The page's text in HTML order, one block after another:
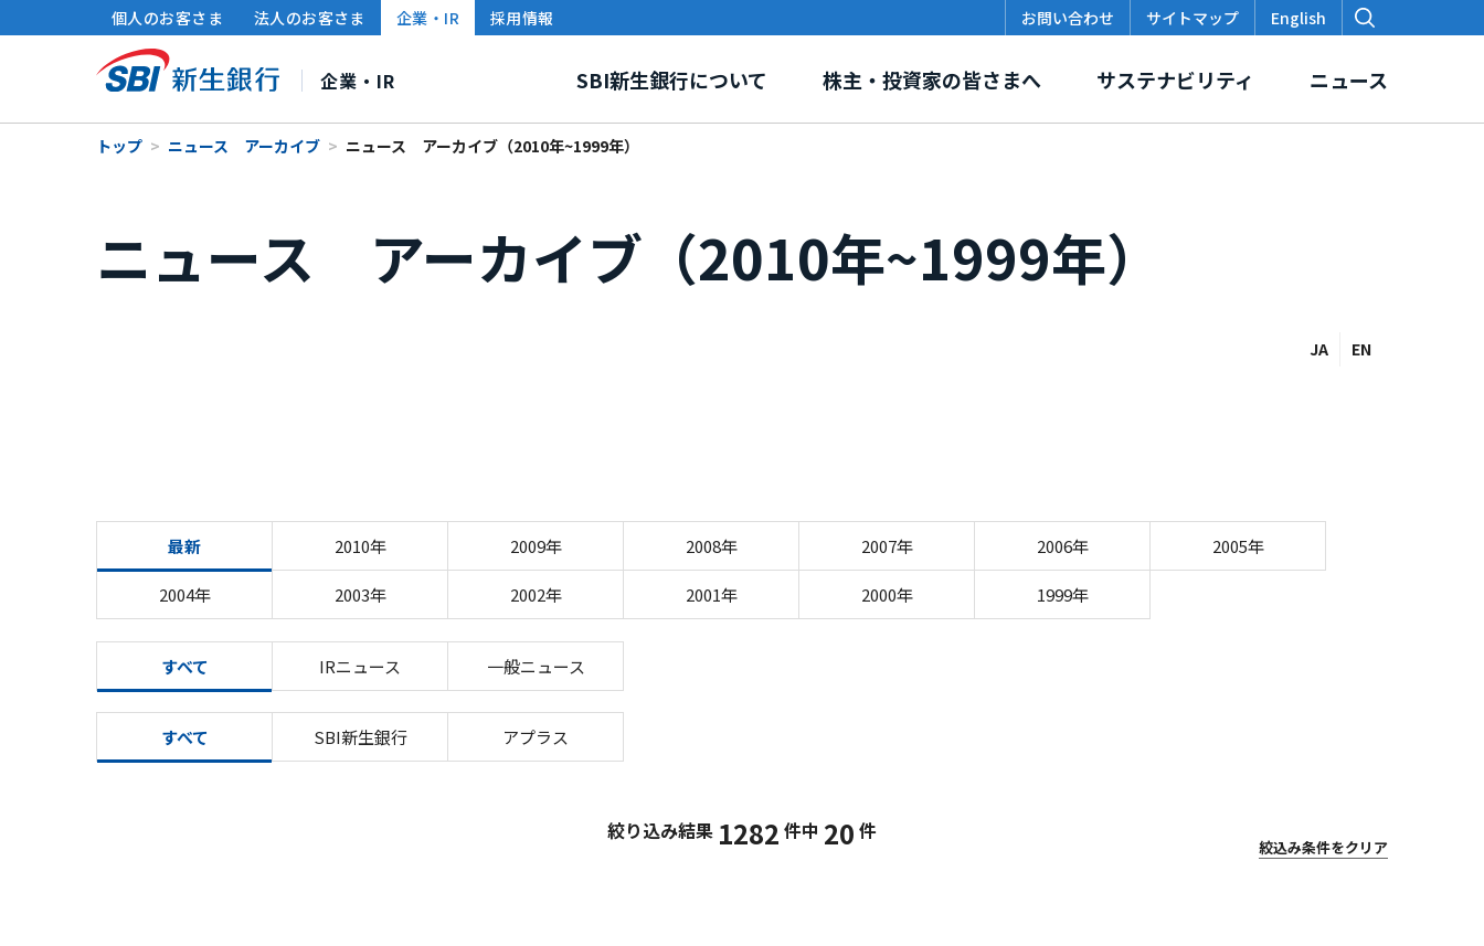
トップ ニュース アーカイブ ニュース アーカイブ（2010年~1999年）
ニュース アーカイブ（2010年~1999年）
JA EN
最新 2010年 2009年 2008年 2007年 2006年 2005年
2004年 2003年 2002年 2001年 2000年 1999年
すべて IRニュース 一般ニュース
すべて SBI新生銀行 アプラス
絞込み条件をクリア
絞り込み結果 1282 件中 20 件
個人のお客さま 法人のお客さま 企業・IR 採用情報 お問い合わせ サイトマップ English
社長メッセージ 中期経営計画 企業情報 事業紹介 ガバナンス グループ紹介 本支店・出張所
SBI新生銀行について
連結財務ハイライト 財務情報・IRライブラリー 株式情報 電子公告
SBI新生銀行ディスクロージャー・ポリシー
株主・投資家の皆さまへ
サステナビリティ経営 ポリシー・方針 環境・社会課題への取り組み イニシアティブ・外部評価
各種データ・レポート
サステナビリティ ニュース
企業・IR